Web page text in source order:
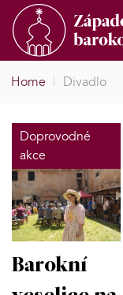
Home | Divadlo
Doprovodné
akce
Barokní